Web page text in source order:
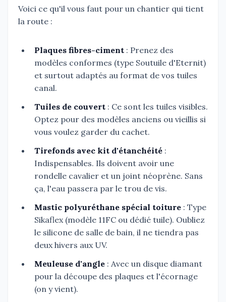
Voici ce qu'il vous faut pour un chantier qui tient
la route :
Plaques fibres-ciment : Prenez des
modèles conformes (type Soutuile d'Eternit)
et surtout adaptés au format de vos tuiles
canal.
Tuiles de couvert : Ce sont les tuiles visibles.
Optez pour des modèles anciens ou vieillis si
vous voulez garder du cachet.
Tirefonds avec kit d'étanchéité :
Indispensables. Ils doivent avoir une
rondelle cavalier et un joint néoprène. Sans
ça, l'eau passera par le trou de vis.
Mastic polyuréthane spécial toiture : Type
Sikaflex (modèle 11FC ou dédié tuile). Oubliez
le silicone de salle de bain, il ne tiendra pas
deux hivers aux UV.
Meuleuse d'angle : Avec un disque diamant
pour la découpe des plaques et l'écornage
(on y vient).